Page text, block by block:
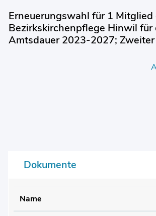
Erneuerungswahl für 1 Mitglied
Bezirkskirchenpflege Hinwil für
Amtsdauer 2023-2027;
Dokumente
Name